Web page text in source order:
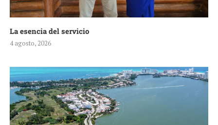
La esencia del servicio
4 agosto, 2026